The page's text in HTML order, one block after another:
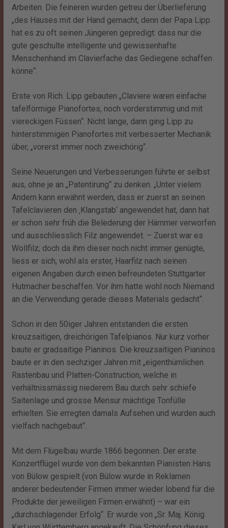
Arbeiten. Die feineren wurden getreu der Überlieferung
„des Hauses mit der Hand gemacht, denn der Papa Lipp
hat es zu oft seinen Jüngeren gepredigt: dass nur die
gute geschulte intelligente und gewissenhafte
Menschenhand im Clavierfache das Gediegene schaffen
könne“.
Erste von Rich. Lipp gebauten „Claviere waren einfache
tafelförmige Pianofortes, noch vorderstimmig und mit
viereckigen Füssen“. Nicht lange, dann ging Lipp zu
hinterstimmigen Pianofortes mit verbesserter Mechanik
über, „vorerst immer noch zweichörig“.
Seine Neuerungen und Verbesserungen führte er selbst
aus, ohne je an „Patentirung“ zu denken. „Unter vielem
Andern kann erwähnt werden, dass er zuerst an seinen
Tafelclavieren den ‚Klangstab‘ angewendet hat, dann hat
er schon sehr früh die Belederung der Hämmer verworfen
und ausschliesslich Filz angewendet. – Zuerst war es
Wollfilz; doch da ihm dieser noch nicht immer genügte,
liess er sich, wohl als erster, Haarfilz nach seinen
eigenen Angaben durch einen befreundeten Stuttgarter
Hutmacher beschaffen. Vor ihm hatte wohl noch Niemand
an die Verwendung gerade dieses Materials gedacht“.
Schon in den 50iger Jahren entstanden die ersten
kreuzsaitigen, dreichörigen Tafelpianos. Nur kurz vorher
baute er gradsaitige Pianinos. Die kreuzsaitigen Pianinos
baute er in den sechziger Jahren mit „eigenthümlichen
Rastenbau und Platten-Construction, welche in
verhältnissmässig niederem Bau durch sehr schiefe
Saitenlage und grosse Mensur mächtige Tonfülle
erhielten. Sie erregten damals Aufsehen und wurden auch
vielfach nachgebaut“.
Mit dem Flügelbau wurde 1866 begonnen. Der erste
Konzertflügel wurde von dem bekannten Pianisten Hans
von Bülow gespielt (von Bülow wurde in Reklamen
anderer bedeutender Firmen immer wieder lobend für die
Produkte der jeweiligen Firmen erwähnt) – war ein
„durchschlagender Erfolg“. Er wurde von „Sr. Maj. König